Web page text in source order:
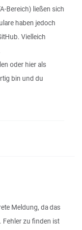
Bereich) ließen sich
haben jedoch
Vielleich
oder hier als
bin und du
Meldung, da das
Fehler zu finden ist